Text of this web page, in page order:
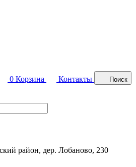
0 Корзина Контакты Поиск
район, дер. Лобаново, 230